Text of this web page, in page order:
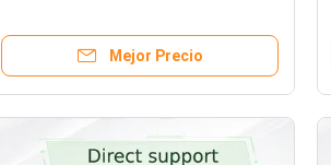
Infiniband: Ndr 400GB/S (velocidad
predeterminada) Ethernet: 400gbe
Mejor Precio